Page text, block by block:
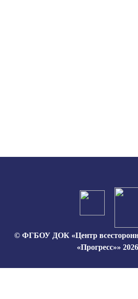
© ФГБОУ ДОК «Центр
«Прогресс»»